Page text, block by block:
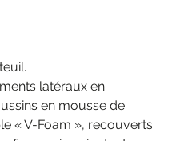
latéraux en
en mousse de
« V-Foam », recouverts